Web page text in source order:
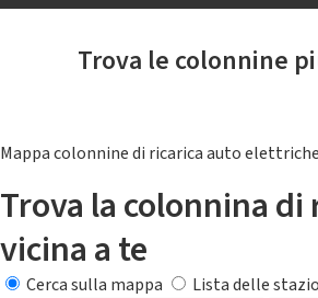
Trova le colonnine
Mappa colonnine di ricarica auto elettriche
Trova la colonnina di
vicina a te
Cerca sulla mappa
Lista delle